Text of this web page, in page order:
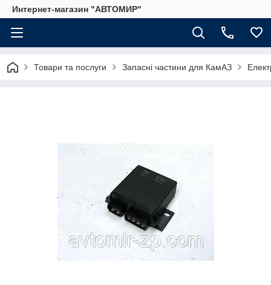
Интернет-магазин "АВТОМИР"
Товари та послуги Запасні частини для КамАЗ